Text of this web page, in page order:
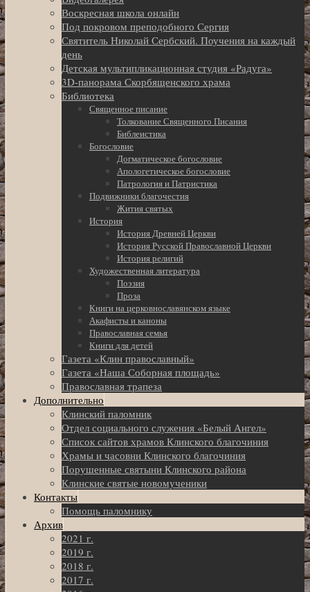
Воскресная школа онлайн
Под покровом преподобного Сергия
Святитель Николай Сербский. Поучения на каждый
день
Детская мультипликационная студия «Радуга»
3D-панорама Скорбященского храма
Библиотека
Священное писание
Толкование Священного Писания
Библеистика
Богословие
Догматическое богословие
Апологетическое богословие
Патрология и Патристика
Подвижники благочестия
Жития святых
История
История Древней Церкви
История Русской Православной Церкви
История религий
Художественная литература
Поэзия
Проза
Книги на церковнославянском языке
Акафисты и каноны
Православная семья
Книги для детей
Газета «Клин православный»
Газета «Наша Соборная площадь»
Православная трапеза
Дополнительно
Клинский паломник
Отдел социального служения «Белый Ангел»
Список сайтов храмов Клинского благочиния
Храмы и часовни Клинского благочиния
Порушенные святыни Клинского района
Клинские святые новомученики
Контакты
Помощь паломнику
Архив
2021 г.
2019 г.
2018 г.
2017 г.